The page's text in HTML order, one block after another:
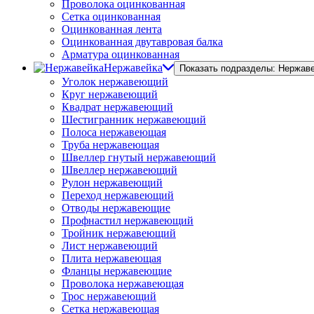
Проволока оцинкованная
Сетка оцинкованная
Оцинкованная лента
Оцинкованная двутавровая балка
Арматура оцинкованная
Нержавейка
Показать подразделы:
Уголок нержавеющий
Круг нержавеющий
Квадрат нержавеющий
Шестигранник нержавеющий
Полоса нержавеющая
Труба нержавеющая
Швеллер гнутый нержавеющий
Швеллер нержавеющий
Рулон нержавеющий
Переход нержавеющий
Отводы нержавеющие
Профнастил нержавеющий
Тройник нержавеющий
Лист нержавеющий
Плита нержавеющая
Фланцы нержавеющие
Проволока нержавеющая
Трос нержавеющий
Сетка нержавеющая